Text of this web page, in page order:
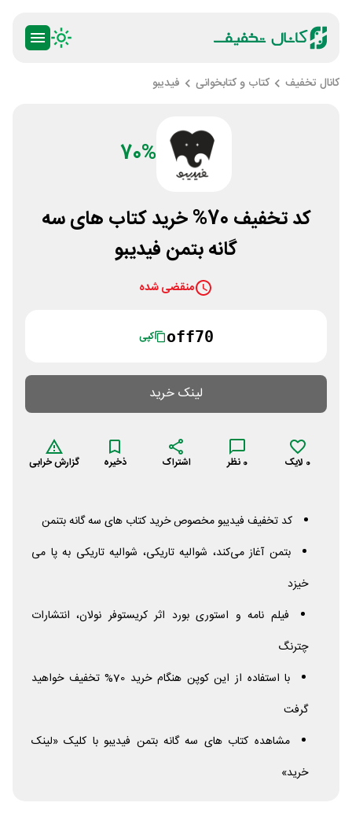
کانال تخفیف کتاب و کتابخوانی فیدیبو
70%
کد تخفیف 70% خرید کتاب های سه
گانه بتمن فیدیبو
منقضی شده
off70 کپی
لینک خرید
0 لایک 0 نظر اشتراک ذخیره گزارش خرابی
کد تخفیف فیدیبو مخصوص خرید کتاب های سه گانه بتنمن
بتمن آغاز می‌کند، شوالیه تاریکی، شوالیه تاریکی به پا می
خیزد
فیلم نامه و استوری بورد اثر کریستوفر نولان، انتشارات
چترنگ
با استفاده از این کوپن هنگام خرید 70% تخفیف خواهید
گرفت
مشاهده کتاب های سه گانه بتمن فیدیبو با کلیک «لینک
خرید»